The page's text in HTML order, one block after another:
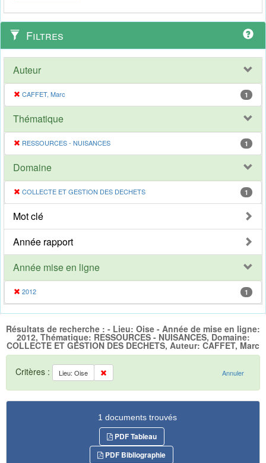
Filtres
Auteur
CAFFET, Marc 1
Thématique
RESSOURCES - NUISANCES 1
Domaine
COLLECTE ET GESTION DES DECHETS 1
Mot clé
Année rapport
Année mise en ligne
2012 1
Résultats de recherche : - Lieu: Oise - Année de mise en ligne:
2012, Thématique: RESSOURCES - NUISANCES, Domaine:
COLLECTE ET GESTION DES DECHETS, Auteur: CAFFET, Marc
Critères : Lieu: Oise Annuler
1 documents trouvés
PDF Tableau
PDF Bibliographie